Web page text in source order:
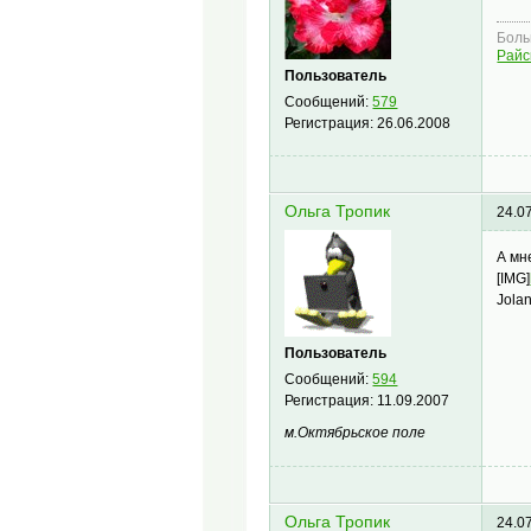
Пользователь
Сообщений:579
Регистрация:26.06.2008
Ольга Тропик
Пользователь
Сообщений:594
Регистрация: 11.09.2007
м.Октябрьское поле
А
[IMG]
Ольга Тропик